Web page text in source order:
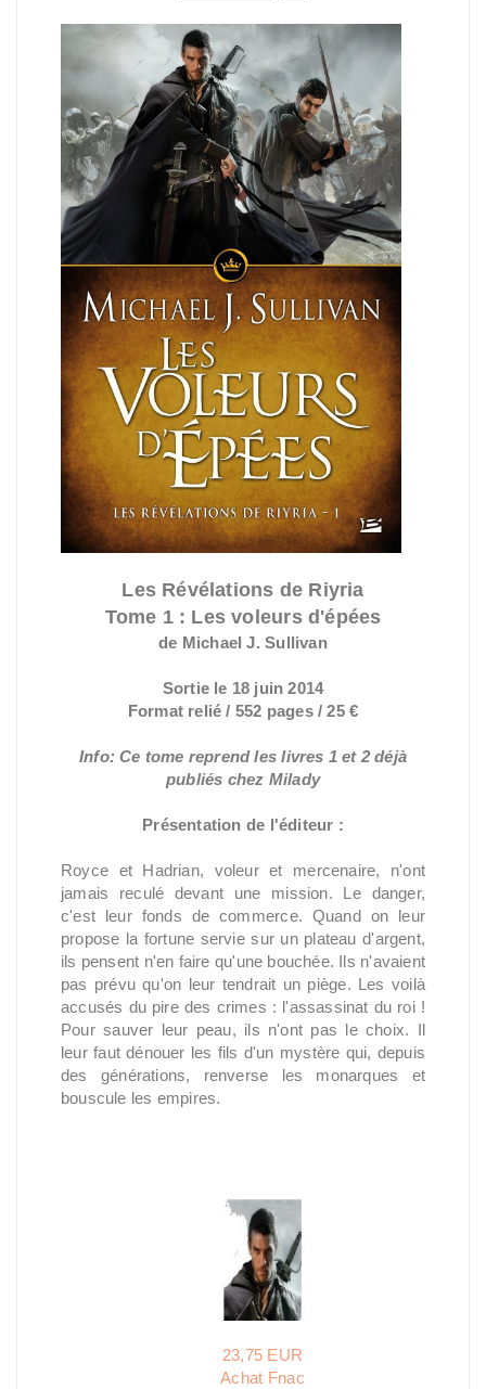
Les Révélations de Riyria
Tome 1 : Les voleurs d'épées
de Michael J. Sullivan
Sortie le 18 juin 2014
Format relié / 552 pages / 25 €
Info: Ce tome reprend les livres 1 et 2 déjà
publiés chez Milady
Présentation de l'éditeur :
Royce et Hadrian, voleur et mercenaire, n'ont
jamais reculé devant une mission. Le danger,
c'est leur fonds de commerce. Quand on leur
propose la fortune servie sur un plateau d'argent,
ils pensent n'en faire qu'une bouchée. Ils n'avaient
pas prévu qu'on leur tendrait un piège. Les voilà
accusés du pire des crimes : l'assassinat du roi !
Pour sauver leur peau, ils n'ont pas le choix. Il
leur faut dénouer les fils d'un mystère qui, depuis
des générations, renverse les monarques et
bouscule les empires.
23,75 EUR
Achat Fnac